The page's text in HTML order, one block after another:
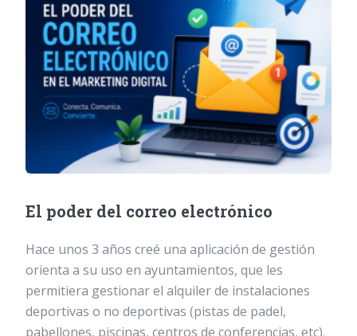
El poder del correo electrónico
Hace unos 3 años creé una aplicación de gestión
orienta a su uso en ayuntamientos, que les
permitiera gestionar el alquiler de instalaciones
deportivas o no deportivas (pistas de padel,
pabellones, piscinas, centros de conferencias, etc).